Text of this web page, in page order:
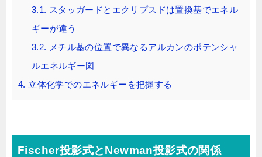
3.1. スタッガードとエクリプスドは置換基でエネル
ギーが違う
3.2. メチル基の位置で異なるアルカンのポテンシャ
ルエネルギー図
4. 立体化学でのエネルギーを把握する
Fischer投影式とNewman投影式の関係